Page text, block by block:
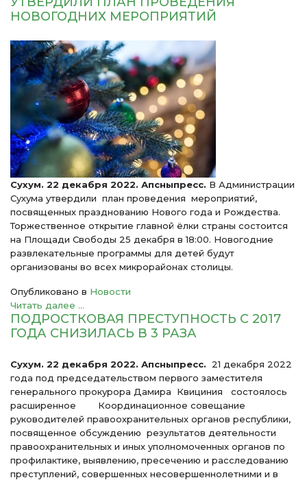
НОВОГОДНИХ МЕРОПРИЯТИЙ
Сухум. 22 декабря 2022. Апсныпресс. В Администрации
Сухума утвердили план проведения мероприятий,
посвященных празднованию Нового года и Рождества.
Торжественное открытие главной ёлки страны состоится
на Площади Свободы 25 декабря в 18:00. Новогодние
развлекательные программы для детей будут
организованы во всех микрорайонах столицы.
Опубликовано в Новости
Читать далее ...
ПОДРОСТКОВАЯ ПРЕСТУПНОСТЬ С 2017
ГОДА СНИЗИЛАСЬ В 3 РАЗА
Сухум. 22 декабря 2022. Апсныпресс.
21 декабря 2022
года под председательством первого заместителя
генерального прокурора Дамира Квициния состоялось
расширенное Координационное совещание
руководителей правоохранительных органов республики,
посвященное обсуждению результатов деятельности
правоохранительных и иных уполномоченных органов по
профилактике, выявлению, пресечению и расследованию
преступлений, совершенных несовершеннолетними и в